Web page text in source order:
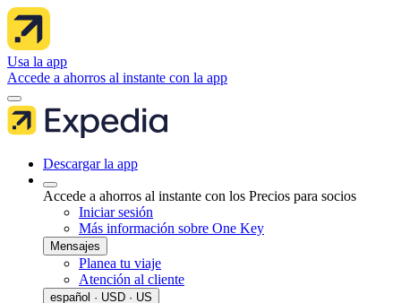
Usa la app
Accede a ahorros al instante con la app
Descargar la app
Accede a ahorros al instante con los Precios para socios
Iniciar sesión
Más información sobre One Key
Mensajes
Planea tu viaje
Atención al cliente
español · USD · US